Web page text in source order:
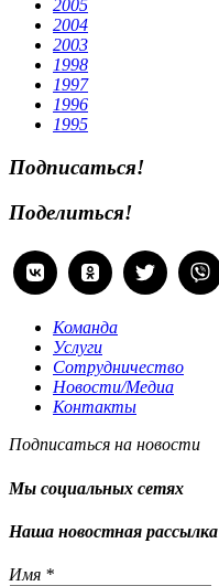
2005
2004
2003
1998
1997
1996
1995
Подписаться!
Поделиться!
Команда
Услуги
Сотрудничество
Новости/Медиа
Контакты
Подписаться на новости
Мы социальных сетях
Наша новостная рассылка
Имя *